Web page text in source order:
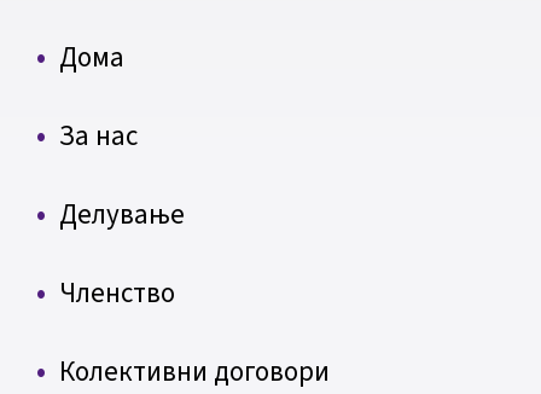
Дома
За нас
Делување
Членство
Колективни договори